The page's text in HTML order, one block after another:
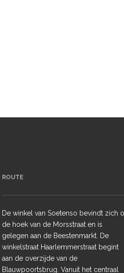
ROUTE
De winkel van Soetenso bevindt zich
de hoek van de Morsstraat en is
gelegen aan de Beestenmarkt. De
winkelstraat Haarlemmerstraat begint
aan de overzijde van de
Blauwpoortsbrug. Vanuit het centraal